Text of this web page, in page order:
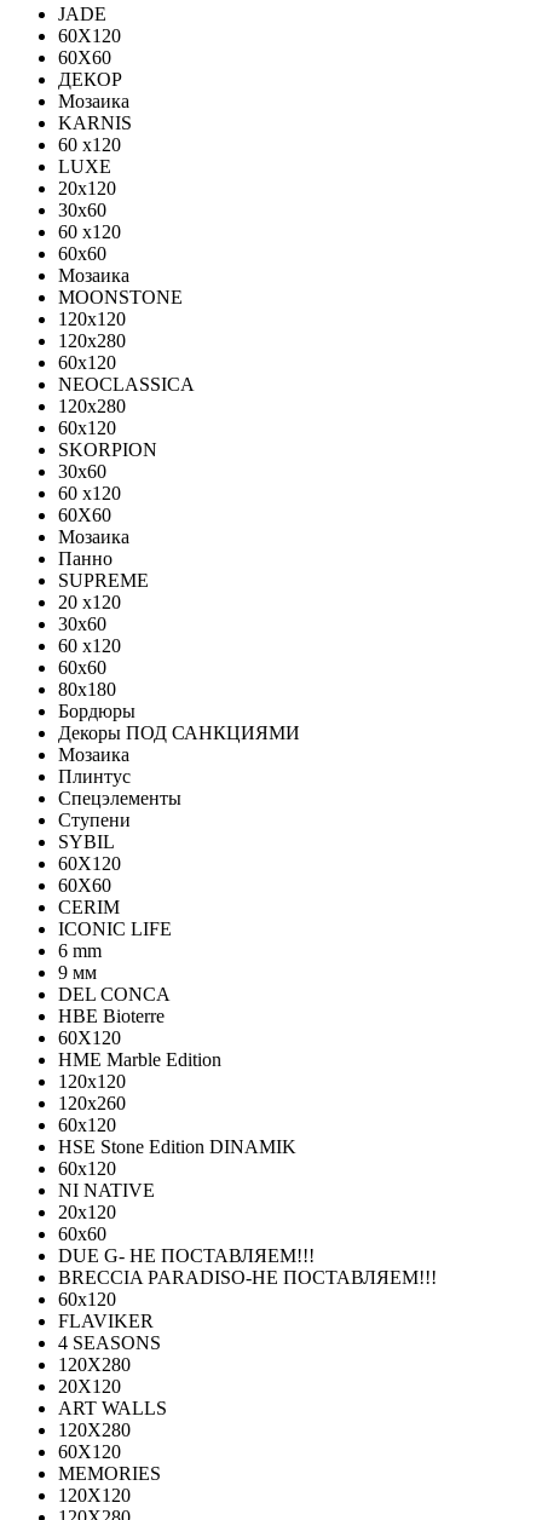
JADE
60X120
60X60
ДЕКОР
Мозаика
KARNIS
60 x120
LUXE
20x120
30х60
60 x120
60x60
Мозаика
MOONSTONE
120x120
120х280
60x120
NEOCLASSICA
120х280
60х120
SKORPION
30х60
60 x120
60X60
Мозаика
Панно
SUPREME
20 x120
30x60
60 x120
60x60
80x180
Бордюры
Декоры ПОД САНКЦИЯМИ
Мозаика
Плинтус
Спецэлементы
Ступени
SYBIL
60X120
60X60
CERIM
ICONIC LIFE
6 mm
9 мм
DEL CONCA
HBE Bioterre
60Х120
HME Marble Edition
120x120
120x260
60x120
HSE Stone Edition DINAMIK
60x120
NI NATIVE
20х120
60х60
DUE G- НЕ ПОСТАВЛЯЕМ!!!
BRECCIA PARADISO-НЕ ПОСТАВЛЯЕМ!!!
60х120
FLAVIKER
4 SEASONS
120Х280
20X120
ART WALLS
120Х280
60Х120
MEMORIES
120X120